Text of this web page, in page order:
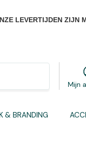
LEVERTIJDEN ZIJN
Mijn
& BRANDING